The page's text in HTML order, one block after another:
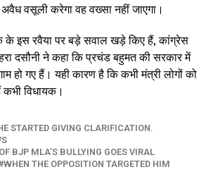
वसूली करेगा वह वख्सा नहीं जाएगा।
के इस रवैया पर बड़े सवाल खड़े किए हैं, कांग्रेस
दसौनी ने कहा कि प्रचंड बहुमत की सरकार में
हो गए हैं। यही कारण है कि कभी मंत्री लोगों को
कभी विधायक।
STARTED GIVING CLARIFICATION.
BJP MLA'S BULLYING GOES VIRAL
WHEN THE OPPOSITION TARGETED HIM